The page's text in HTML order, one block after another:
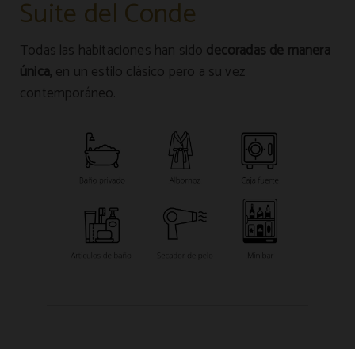
Suite del Conde
Todas las habitaciones han sido decoradas de manera
única, en un estilo clásico pero a su vez
contemporáneo.